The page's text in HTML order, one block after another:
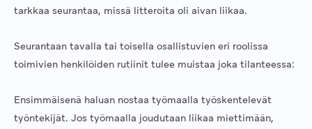
tarkkaa seurantaa, missä litteroita oli aivan liikaa.
Seurantaan tavalla tai toisella osallistuvien eri roolissa
toimivien henkilöiden rutiinit tulee muistaa joka tilanteessa:
Ensimmäisenä haluan nostaa työmaalla työskentelevät
työntekijät. Jos työmaalla joudutaan liikaa miettimään,